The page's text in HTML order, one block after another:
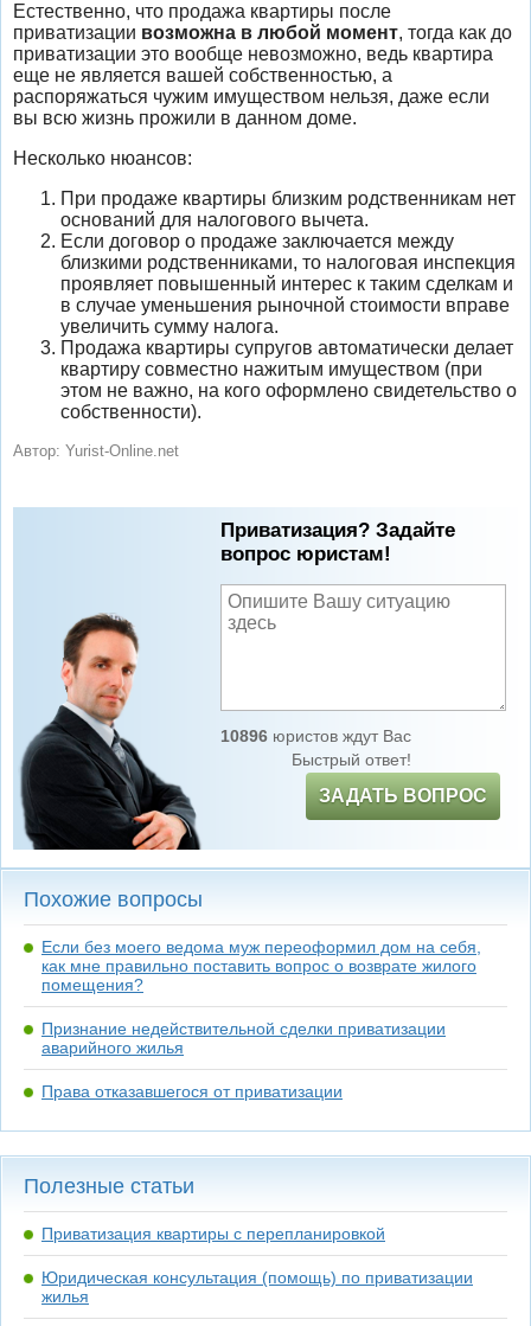
Естественно, что продажа квартиры после
приватизации возможна в любой момент, тогда как до
приватизации это вообще невозможно, ведь квартира
еще не является вашей собственностью, а
распоряжаться чужим имуществом нельзя, даже если
вы всю жизнь прожили в данном доме.
Несколько нюансов:
При продаже квартиры близким родственникам нет
оснований для налогового вычета.
Если договор о продаже заключается между
близкими родственниками, то налоговая инспекция
проявляет повышенный интерес к таким сделкам и
в случае уменьшения рыночной стоимости вправе
увеличить сумму налога.
Продажа квартиры супругов автоматически делает
квартиру совместно нажитым имуществом (при
этом не важно, на кого оформлено свидетельство о
собственности).
Автор: Yurist-Online.net
Приватизация? Задайте
вопрос юристам!
10896юристов ждут Вас
Быстрый ответ!
ЗАДАТЬ ВОПРОС
Похожие вопросы
Если без моего ведома муж переоформил дом на себя,
как мне правильно поставить вопрос о возврате жилого
помещения?
Признание недействительной сделки приватизации
аварийного жилья
Права отказавшегося от приватизации
Полезные статьи
Приватизация квартиры с перепланировкой
Юридическая консультация (помощь) по приватизации
жилья